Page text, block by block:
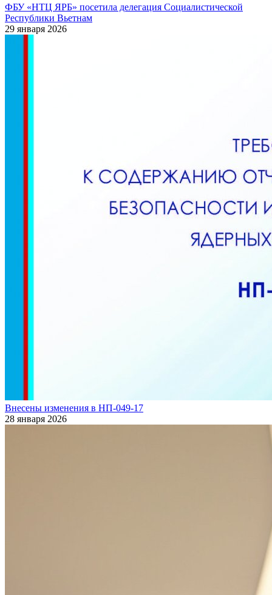
ФБУ «НТЦ ЯРБ» посетила делегация Социалистической
Республики Вьетнам
29 января 2026
Внесены изменения в НП-049-17
28 января 2026